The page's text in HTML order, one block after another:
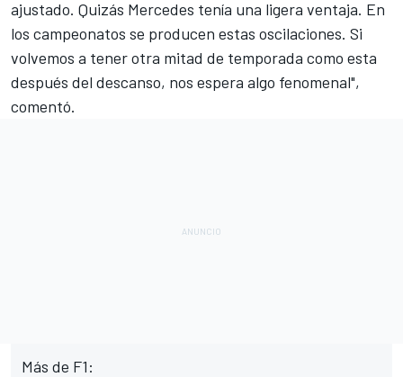
ajustado. Quizás Mercedes tenía una ligera ventaja. En
los campeonatos se producen estas oscilaciones. Si
volvemos a tener otra mitad de temporada como esta
después del descanso, nos espera algo fenomenal",
comentó.
Más de F1: